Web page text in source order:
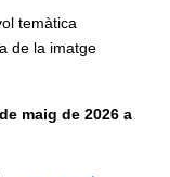
temàtica
de la imatge
maig de 2026 a